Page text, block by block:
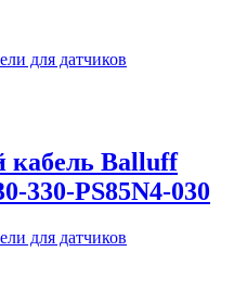
для датчиков
кабель Balluff
330-PS85N4-030
для датчиков